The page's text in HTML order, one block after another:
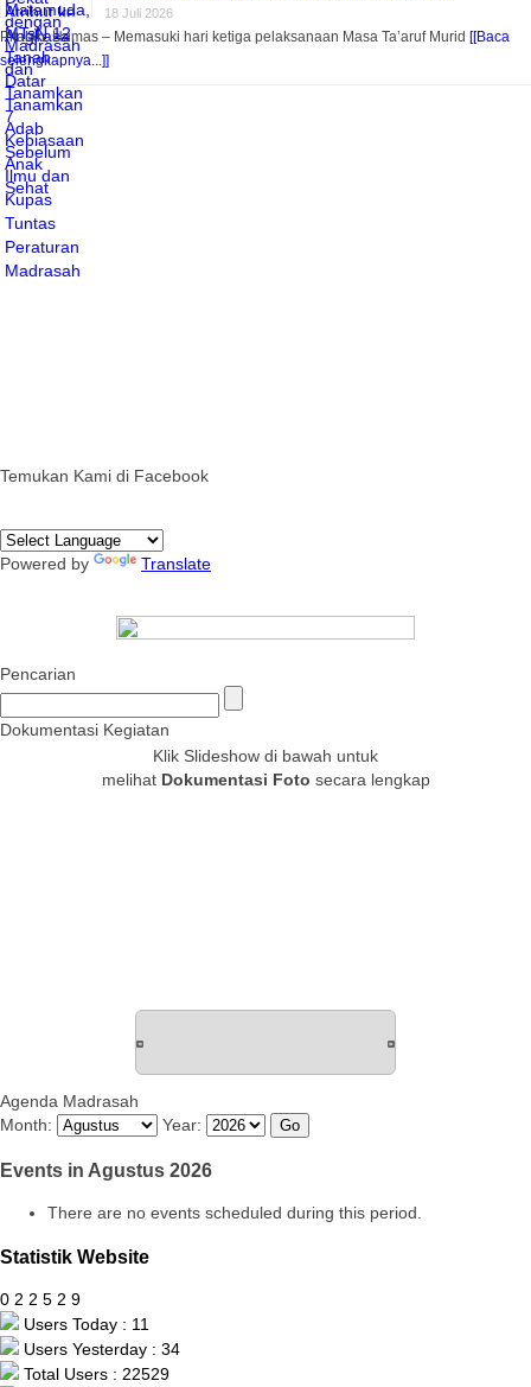
18 Juli 2026
Pitalah, Humas – Memasuki hari ketiga pelaksanaan Masa Ta’aruf Murid [[Baca
selengkapnya...]]
Temukan Kami di Facebook
Powered by Translate
Pencarian
Dokumentasi Kegiatan
Klik Slideshow di bawah untuk
melihat Dokumentasi Foto secara lengkap
Agenda Madrasah
Month:
Year:
Events in Agustus 2026
There are no events scheduled during this period.
Statistik Website
0 2 2 5 2 9
Users Today : 11
Users Yesterday : 34
Total Users : 22529